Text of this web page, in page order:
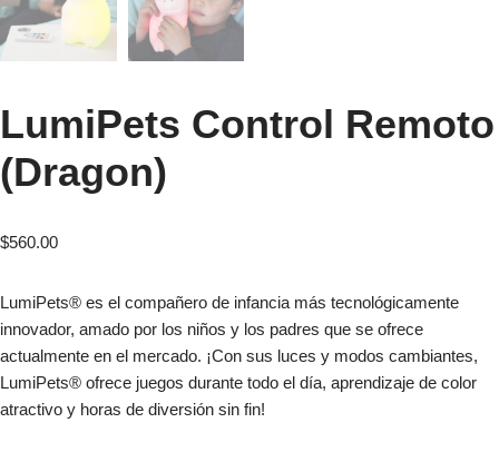
LumiPets Control Remoto
(Dragon)
$560.00
LumiPets® es el compañero de infancia más tecnológicamente
innovador, amado por los niños y los padres que se ofrece
actualmente en el mercado. ¡Con sus luces y modos cambiantes,
LumiPets® ofrece juegos durante todo el día, aprendizaje de color
atractivo y horas de diversión sin fin!